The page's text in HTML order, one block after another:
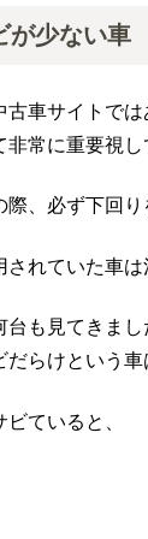
が少ない車
古車サイトで
常に重要視し
、必ず下回り
れていた車は
台も見てきま
らけという車
ていると、